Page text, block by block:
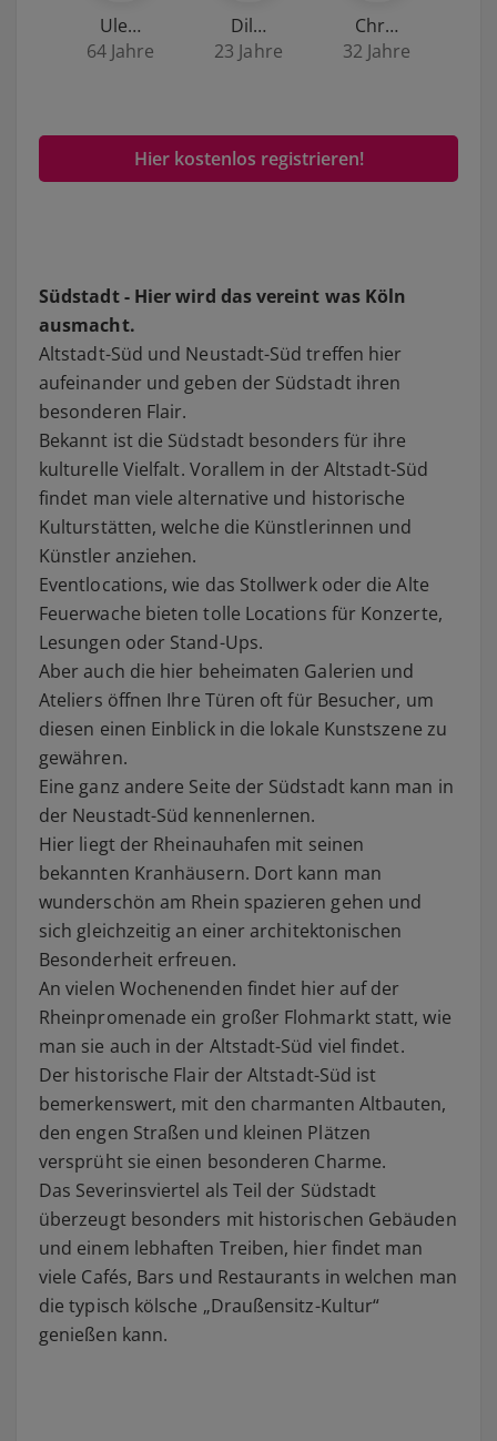
Ule…
64 Jahre
Dil…
23 Jahre
Chr…
32 Jahre
Hier kostenlos registrieren!
Südstadt - Hier wird das vereint was Köln
ausmacht.
Altstadt-Süd und Neustadt-Süd treffen hier
aufeinander und geben der Südstadt ihren
besonderen Flair.
Bekannt ist die Südstadt besonders für ihre
kulturelle Vielfalt. Vorallem in der Altstadt-Süd
findet man viele alternative und historische
Kulturstätten, welche die Künstlerinnen und
Künstler anziehen.
Eventlocations, wie das Stollwerk oder die Alte
Feuerwache bieten tolle Locations für Konzerte,
Lesungen oder Stand-Ups.
Aber auch die hier beheimaten Galerien und
Ateliers öffnen Ihre Türen oft für Besucher, um
diesen einen Einblick in die lokale Kunstszene zu
gewähren.
Eine ganz andere Seite der Südstadt kann man in
der Neustadt-Süd kennenlernen.
Hier liegt der Rheinauhafen mit seinen
bekannten Kranhäusern. Dort kann man
wunderschön am Rhein spazieren gehen und
sich gleichzeitig an einer architektonischen
Besonderheit erfreuen.
An vielen Wochenenden findet hier auf der
Rheinpromenade ein großer Flohmarkt statt, wie
man sie auch in der Altstadt-Süd viel findet.
Der historische Flair der Altstadt-Süd ist
bemerkenswert, mit den charmanten Altbauten,
den engen Straßen und kleinen Plätzen
versprüht sie einen besonderen Charme.
Das Severinsviertel als Teil der Südstadt
überzeugt besonders mit historischen Gebäuden
und einem lebhaften Treiben, hier findet man
viele Cafés, Bars und Restaurants in welchen man
die typisch kölsche „Draußensitz-Kultur“
genießen kann.